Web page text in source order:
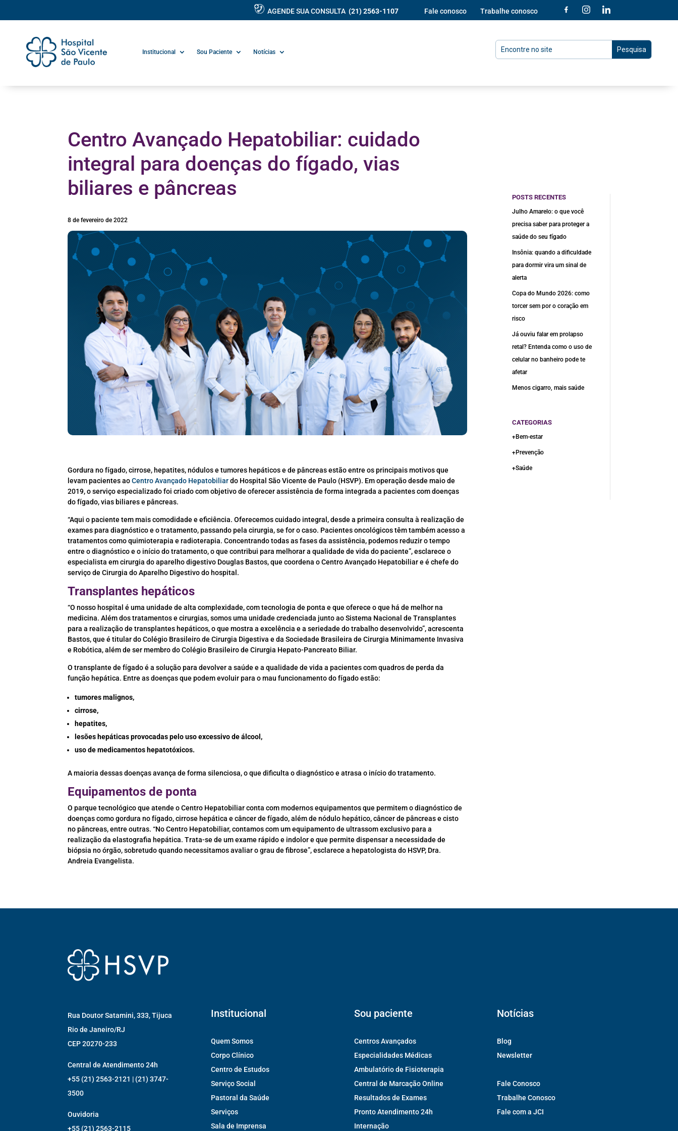
AGENDE SUA CONSULTA (21) 2563-1107 Fale conosco Trabalhe conosco
Institucional Sou Paciente Notícias
Centro Avançado Hepatobiliar: cuidado
integral para doenças do fígado, vias
biliares e pâncreas
8 de fevereiro de 2022
Gordura no fígado, cirrose, hepatites, nódulos e tumores hepáticos e de pâncreas estão entre os principais motivos que
levam pacientes aoCentro Avançado Hepatobiliardo Hospital São Vicente de Paulo (HSVP). Em operação desde maio de
2019, o serviço especializado foi criado com objetivo de oferecer assistência de forma integrada a pacientes com doenças
do fígado, vias biliares e pâncreas.
“Aqui o paciente tem mais comodidade e eficiência. Oferecemos cuidado integral, desde a primeira consulta à realização de
exames para diagnóstico e o tratamento, passando pela cirurgia, se for o caso. Pacientes oncológicos têm também acesso a
tratamentos como quimioterapia e radioterapia. Concentrando todas as fases da assistência, podemos reduzir o tempo
entre o diagnóstico e o início do tratamento, o que contribui para melhorar a qualidade de vida do paciente”, esclarece o
especialista em cirurgia do aparelho digestivo Douglas Bastos, que coordena o Centro Avançado Hepatobiliar e é chefe do
serviço de Cirurgia do Aparelho Digestivo do hospital.
Transplantes hepáticos
“O nosso hospital é uma unidade de alta complexidade, com tecnologia de ponta e que oferece o que há de melhor na
medicina. Além dos tratamentos e cirurgias, somos uma unidade credenciada junto ao Sistema Nacional de Transplantes
para a realização de transplantes hepáticos, o que mostra a excelência e a seriedade do trabalho desenvolvido”, acrescenta
Bastos, que é titular do Colégio Brasileiro de Cirurgia Digestiva e da Sociedade Brasileira de Cirurgia Minimamente Invasiva
e Robótica, além de ser membro do Colégio Brasileiro de Cirurgia Hepato-Pancreato Biliar.
O transplante de fígado é a solução para devolver a saúde e a qualidade de vida a pacientes com quadros de perda da
função hepática. Entre as doenças que podem evoluir para o mau funcionamento do fígado estão:
tumores malignos,
cirrose,
hepatites,
lesões hepáticas provocadas pelo uso excessivo de álcool,
uso de medicamentos hepatotóxicos.
A maioria dessas doenças avança de forma silenciosa, o que dificulta o diagnóstico e atrasa o início do tratamento.
Equipamentos de ponta
O parque tecnológico que atende o Centro Hepatobiliar conta com modernos equipamentos que permitem o diagnóstico de
doenças como gordura no fígado, cirrose hepática e câncer de fígado, além de nódulo hepático, câncer de pâncreas e cisto
no pâncreas, entre outras. “No Centro Hepatobiliar, contamos com um equipamento de ultrassom exclusivo para a
realização da elastografia hepática. Trata-se de um exame rápido e indolor e que permite dispensar a necessidade de
biópsia no órgão, sobretudo quando necessitamos avaliar o grau de fibrose”, esclarece a hepatologista do HSVP, Dra.
Andreia Evangelista.
POSTS RECENTES
Julho Amarelo: o que você
precisa saber para proteger a
saúde do seu fígado
Insônia: quando a dificuldade
para dormir vira um sinal de
alerta
Copa do Mundo 2026: como
torcer sem por o coração em
risco
Já ouviu falar em prolapso
retal? Entenda como o uso de
celular no banheiro pode te
afetar
Menos cigarro, mais saúde
CATEGORIAS
+Bem-estar
+Prevenção
+Saúde
Rua Doutor Satamini, 333, Tijuca
Rio de Janeiro/RJ
CEP 20270-233
Central de Atendimento 24h
+55 (21) 2563-2121 | (21) 3747-
3500
Ouvidoria
+55 (21) 2563-2115
Institucional
Quem Somos
Corpo Clínico
Centro de Estudos
Serviço Social
Pastoral da Saúde
Serviços
Sala de Imprensa
Sou paciente
Centros Avançados
Especialidades Médicas
Ambulatório de Fisioterapia
Central de Marcação Online
Resultados de Exames
Pronto Atendimento 24h
Internação
Notícias
Blog
Newsletter
Fale Conosco
Trabalhe Conosco
Fale com a JCI